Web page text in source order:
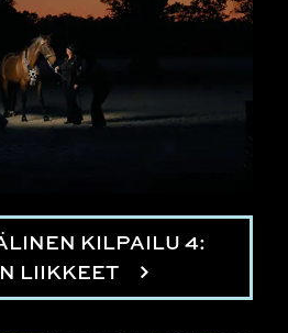
KILPAILU 4:
LIIKKEET